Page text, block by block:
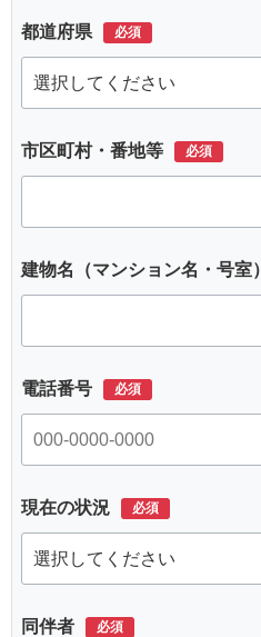
都道府県
市区町村・番地等
建物名（マンション名・号室）
電話番号
現在の状況
同伴者